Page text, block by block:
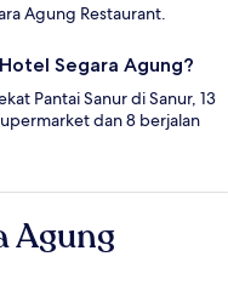
Agung Restaurant.
Segara Agung?
Pantai Sanur di Sanur, 13
dan 8 berjalan
Agung